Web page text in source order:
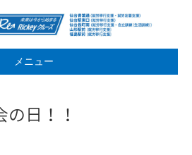
メニュー
日！！